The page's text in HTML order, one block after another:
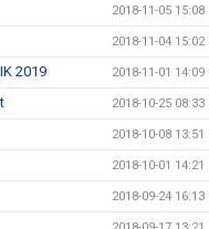
2018-11-05 15:08
2018-11-04 15:02
2019 2018-11-01 14:09
2018-10-25 08:33
2018-10-08 13:51
2018-10-01 14:21
2018-09-24 16:13